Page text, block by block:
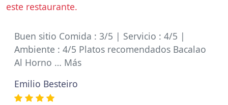
este restaurante.
Buen sitio Comida : 3/5 | Servicio : 4/5 |
Ambiente : 4/5 Platos recomendados Bacalao
Al Horno … Más
Emilio Besteiro